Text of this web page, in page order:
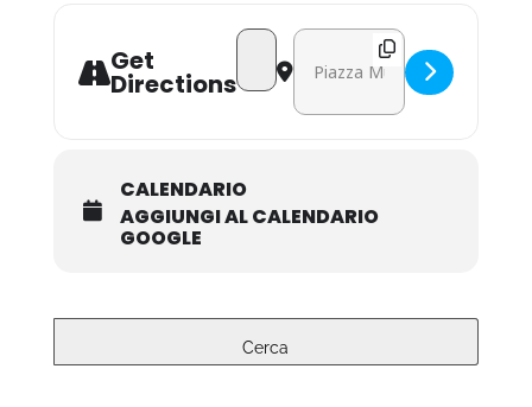
Get
Directions
Address - INNOVAZIONE
Destination Address -
CALENDARIO
AGGIUNGI AL CALENDARIO
GOOGLE